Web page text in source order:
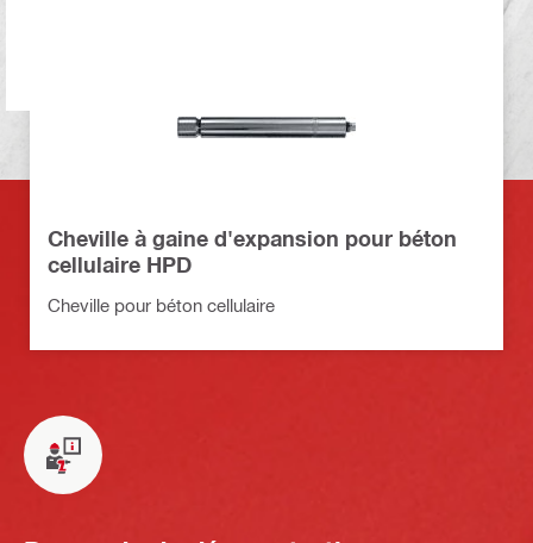
Cheville à gaine d'expansion pour béton
cellulaire HPD
Cheville pour béton cellulaire